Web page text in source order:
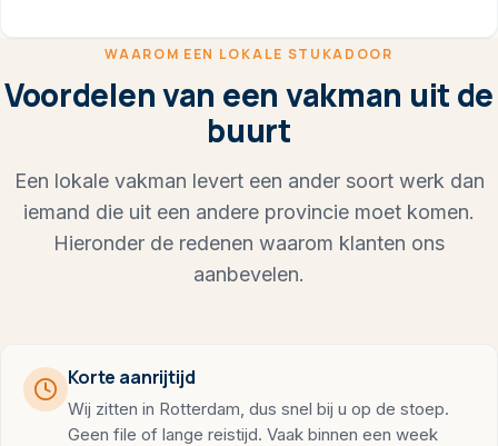
WAAROM EEN LOKALE STUKADOOR
Voordelen van een vakman uit de
buurt
Een lokale vakman levert een ander soort werk dan
iemand die uit een andere provincie moet komen.
Hieronder de redenen waarom klanten ons
aanbevelen.
Korte aanrijtijd
Wij zitten in Rotterdam, dus snel bij u op de stoep.
Geen file of lange reistijd. Vaak binnen een week